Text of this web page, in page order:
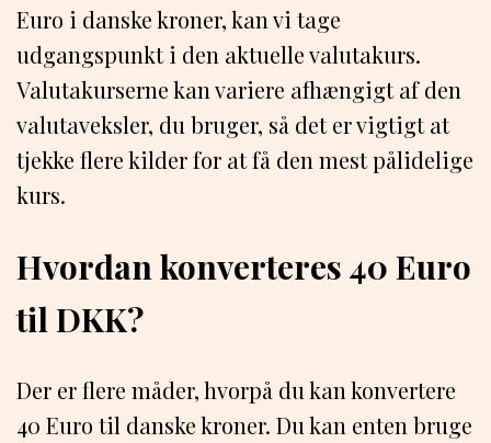
Euro i danske kroner, kan vi tage
udgangspunkt i den aktuelle valutakurs.
Valutakurserne kan variere afhængigt af den
valutaveksler, du bruger, så det er vigtigt at
tjekke flere kilder for at få den mest pålidelige
kurs.
Hvordan konverteres 40 Euro
til DKK?
Der er flere måder, hvorpå du kan konvertere
40 Euro til danske kroner. Du kan enten bruge